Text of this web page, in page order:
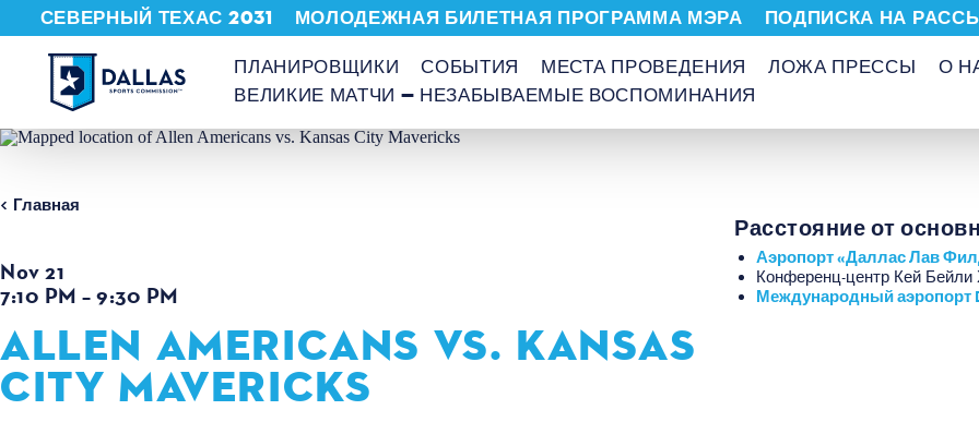
Перейти к содержанию
ПЛАНИРОВЩИКИ СОБЫТИЯ МЕСТА ПРОВЕДЕНИЯ ЛОЖА ПРЕССЫ
О
ВЕЛИКИЕ МАТЧИ — НЕЗАБЫВАЕМЫЕ ВОСПОМИНАНИЯ
СЕВЕРНЫЙ ТЕХАС 2031 МОЛОДЕЖНАЯ БИЛЕТНАЯ ПРОГРАММА МЭРА ПОДПИСКА НА
Главная
Nov 21
7:10 PM – 9:30 PM
ALLEN AMERICANS VS. KANSAS
CITY MAVERICKS
Расстояние от
Аэропорт «Даллас Лав
Конференц-центр Кей Бейли
Международный аэропорт